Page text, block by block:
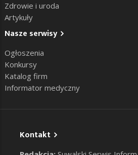
Zdrowie i uroda
Artykuły
Nasze serwisy
Ogłoszenia
Konkursy
Katalog firm
Informator medyczny
Kontakt